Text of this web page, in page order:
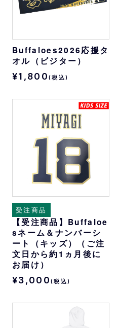
Buffaloes2026応援タ
オル（ビジター）
¥1,800 (税込)
受注商品
【受注商品】Buffaloe
sネーム＆ナンバーシ
ート（キッズ）（ご注
文日から約1ヵ月後に
お届け）
¥3,000 (税込)